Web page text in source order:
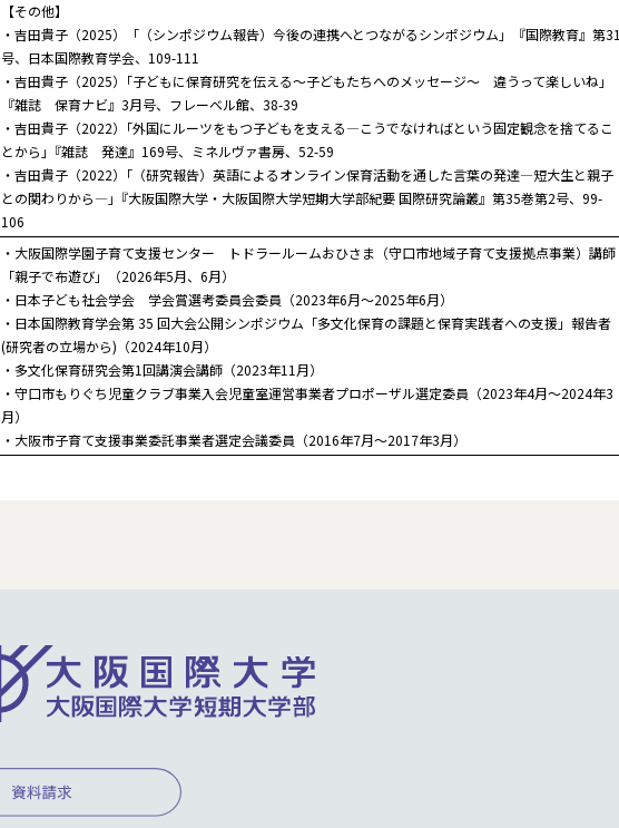
【その他】
・吉田貴子（2025）「（シンポジウム報告）今後の連携へとつながるシンポジウム」『国際教育』第31
号、日本国際教育学会、109-111
・吉田貴子（2025）｢子どもに保育研究を伝える～子どもたちへのメッセージ～ 違うって楽しいね｣
『雑誌 保育ナビ』3月号、フレーベル館、38-39
・吉田貴子（2022）｢外国にルーツをもつ子どもを支える―こうでなければという固定観念を捨てるこ
とから｣『雑誌 発達』169号、ミネルヴァ書房、52-59
・吉田貴子（2022）｢（研究報告）英語によるオンライン保育活動を通した言葉の発達―短大生と親子
との関わりから―｣『大阪国際大学・大阪国際大学短期大学部紀要 国際研究論叢』第35巻第2号、99-
106
・大阪国際学園子育て支援センター トドラールームおひさま（守口市地域子育て支援拠点事業）講師
「親子で布遊び」（2026年5月、6月）
・日本子ども社会学会 学会賞選考委員会委員（2023年6月～2025年6月）
・日本国際教育学会第 35 回大会公開シンポジウム「多文化保育の課題と保育実践者への支援」報告者
(研究者の立場から)（2024年10月）
・多文化保育研究会第1回講演会講師（2023年11月）
・守口市もりぐち児童クラブ事業入会児童室運営事業者プロポーザル選定委員（2023年4月～2024年3
月）
・大阪市子育て支援事業委託事業者選定会議委員（2016年7月～2017年3月）